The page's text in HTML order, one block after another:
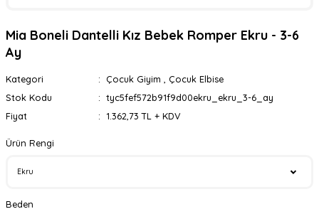
Mia Boneli Dantelli Kız Bebek Romper Ekru - 3-6
Ay
Kategori Çocuk Giyim
Çocuk Elbise
Stok Kodu
tyc5fef572b91f9d00ekru_ekru_3-6_ay
Fiyat
1.362,73 TL + KDV
Ürün Rengi
Beden